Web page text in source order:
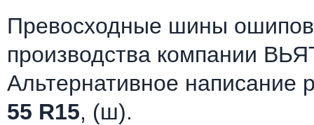
Превосходные шины
производства компании
Альтернативное написание
55 R15, (ш).